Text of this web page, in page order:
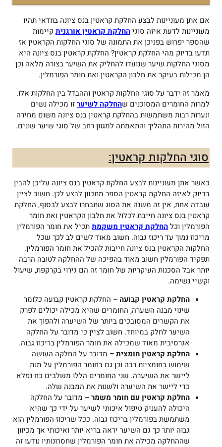
אם אתן מעוניינות לבצע החלקת קראטין בנס ציונה בוודאי תהיו
מעוניינות לדעת איזה סוגיהחלקת קראטין אורגנית קיימות
שהספר יפרוש בפניכן את התמונה של סוגי החלקות הקראטין אז
תדעו בדיוק מהי החלקת קראטין? החלקת קראטין בנס ציונה היא
מסוגי החלקות שיער שנועדו להחליק את השיער בצורה מלאה וכן
הן מכילות בעיקר את חלבון הקראטין ואת חומר הפורמלין.
מאמר זה ידבר על סוגי החלקות קראטין וההבדל בין החלקות אלו.
למרות החומרים המסוכנים שהחלקה לשיערזו מכילה נשים
ונערות רבות משתמשות בהחלקת קראטין בנס ציונה משום מחירה
הזול מהירות התהליך והתאמתה למגוון רחב של סוגי שיער שונים.
סוגי החלקות קראטין:
כאשר אתן מעוניינות לבצע החלקת קראטין בנס ציונה עליכן להבין
בדיוק לאיזה החלקת קראטין הספר מתכוון לבצע לכן. חשוב לציין
עובדה אחת, אין זה משנה את הסוג שתבחרו לבצע לבסוף, החלקת
קראטין בנס ציונה חייבת לכלול את חלבון הקראטין ואת חומר
הפורמלין וכלהחלקת קראטין משקמתתכיל את חומר הפורמלין
מריכוז נמוך עד ריכוז גבוה. חשוב מאוד לשים לב לכך שכל
החלקות הקראטין בנס ציונה חייבות להכיל את חומר הפורמלין.
תפקיד הפורמלין חשוב מאוד בהפיכה של ההחלקה לטובה הרבה
יותר אבל הסכנות העיקריות של חומר זה הם גירוי בקרקפת, שיעול
וקשיי נשימה.
החלקת קראטין קבועה – החלקת קראטין קבועה כלומר
שינוי מבנה השערה, החומרים שהיא מכילה יכולים לפרק
את הקשרים המסובכים ביותר של השיערה ולהפוך את
השיער לחלק במיוחד. חשוב לציין כי מדובר על החלקה
אגרסיבית מאוד שמכילה את חומר הפורמלין בריכוז גבוה.
החלקת קראטין חומצית – מדובר על החלקה העושה
שימוש בחומציות רבה וכן גם בחומר הפורמלין על מנת
ליישר את השיערה. שני החומרים הללו משלבים כח נפלא
כדי ליישר את השיערה ולשנות את המבנה שלה.
החלקת קראטין עם חומר משמר – מדובר על החלקה
היכולה להעניק טיפול איכותי לשיער על ידי כך שהיא
משתמשת בפורמלין בריכוז גבוה. ככל שריכוז הפורמלין הוא
גבוה יותר כך גם השיער יראה בריא יותר ואיכותי אך מכיוון
שההחלקה מכילה את חומר הפורמלין שחסרונותיו נודעו זה